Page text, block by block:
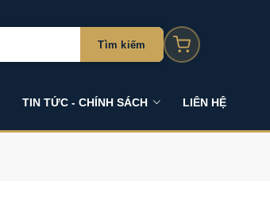
Tìm kiếm
TIN TỨC - CHÍNH SÁCH LIÊN HỆ